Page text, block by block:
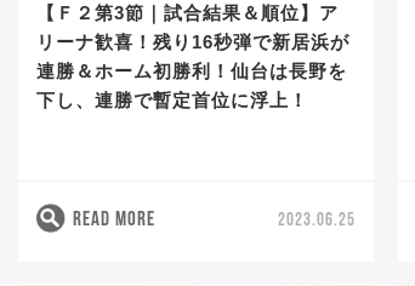
【Ｆ２第3節｜試合結果＆順位】ア
リーナ歓喜！残り16秒弾で新居浜が
連勝＆ホーム初勝利！仙台は長野を
下し、連勝で暫定首位に浮上！
READ MORE 2023.06.25